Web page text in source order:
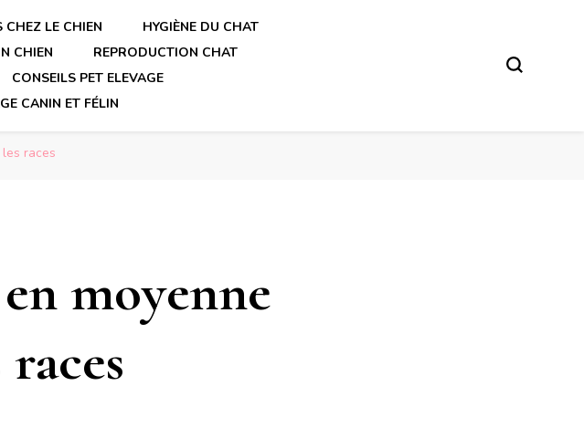
CHEZ LE CHIEN
HYGIÈNE DU CHAT
CHIEN
REPRODUCTION CHAT
CONSEILS PET ELEVAGE
CANIN ET FÉLIN
races
moyenne